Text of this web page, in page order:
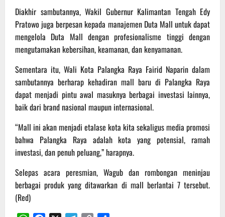
Diakhir sambutannya, Wakil Gubernur Kalimantan Tengah Edy
Pratowo juga berpesan kepada manajemen Duta Mall untuk dapat
mengelola Duta Mall dengan profesionalisme tinggi dengan
mengutamakan kebersihan, keamanan, dan kenyamanan.
Sementara itu, Wali Kota Palangka Raya Fairid Naparin dalam
sambutannya berharap kehadiran mall baru di Palangka Raya
dapat menjadi pintu awal masuknya berbagai investasi lainnya,
baik dari brand nasional maupun internasional.
“Mall ini akan menjadi etalase kota kita sekaligus media promosi
bahwa Palangka Raya adalah kota yang potensial, ramah
investasi, dan penuh peluang,” harapnya.
Selepas acara peresmian, Wagub dan rombongan meninjau
berbagai produk yang ditawarkan di mall berlantai 7 tersebut.
(Red)